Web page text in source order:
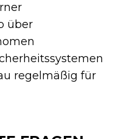
über
regelmäßig für